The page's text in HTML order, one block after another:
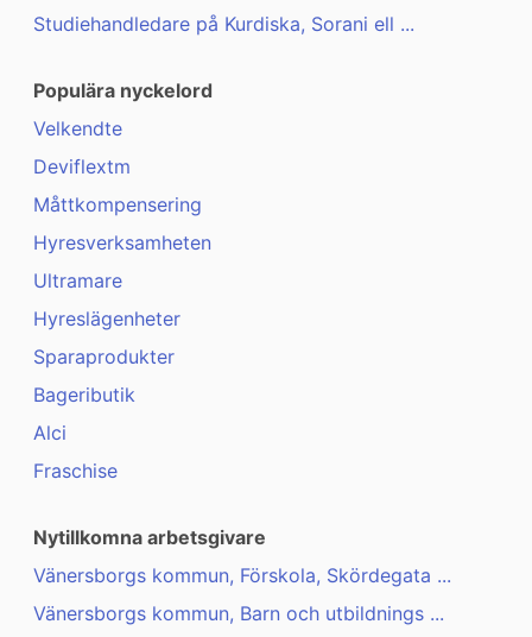
Studiehandledare på Kurdiska, Sorani ell ...
Populära nyckelord
Velkendte
Deviflextm
Måttkompensering
Hyresverksamheten
Ultramare
Hyreslägenheter
Sparaprodukter
Bageributik
Alci
Fraschise
Nytillkomna arbetsgivare
Vänersborgs kommun, Förskola, Skördegata ...
Vänersborgs kommun, Barn och utbildnings ...